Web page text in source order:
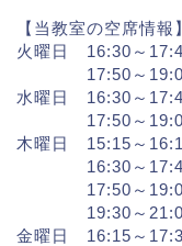
【当教室の空席情報】
火曜日 16:30～
17:50～19:05
水曜日 16:30～
17:50～19:05
木曜日 15:15～
16:30～17:45
17:50～19:05
19:30～21:00
金曜日 16:15～